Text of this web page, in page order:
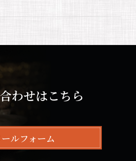
わせはこちら
ールフォーム